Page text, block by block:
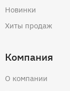
Новинки
Хиты продаж
Компания
О компании